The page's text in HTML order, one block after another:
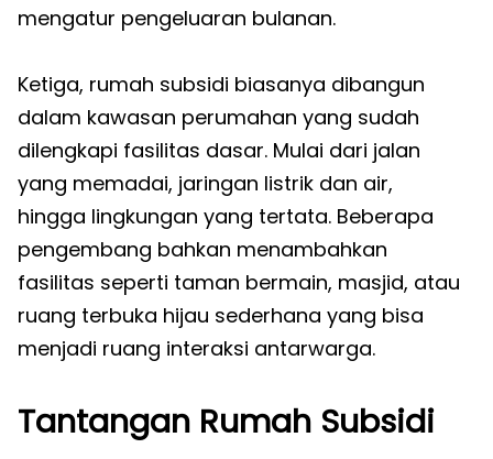
mengatur pengeluaran bulanan.
Ketiga, rumah subsidi biasanya dibangun
dalam kawasan perumahan yang sudah
dilengkapi fasilitas dasar. Mulai dari jalan
yang memadai, jaringan listrik dan air,
hingga lingkungan yang tertata. Beberapa
pengembang bahkan menambahkan
fasilitas seperti taman bermain, masjid, atau
ruang terbuka hijau sederhana yang bisa
menjadi ruang interaksi antarwarga.
Tantangan Rumah Subsidi